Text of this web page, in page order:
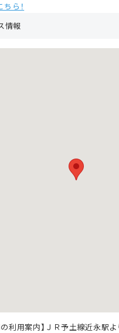
ら！
情報
の利用案内】ＪＲ予土線近永駅